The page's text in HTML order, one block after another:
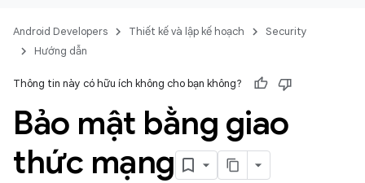
Android Developers Thiết kế và lập kế hoạch
Security
Hướng dẫn
Thông tin này có hữu ích không cho bạn không?
Bảo mật bằng giao
thức mạng